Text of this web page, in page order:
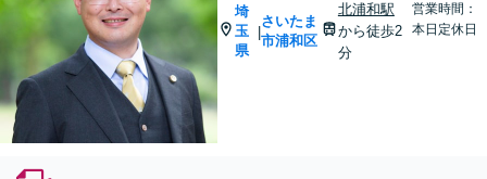
埼
玉
県
|
さいたま
市浦和区
北浦和駅
から徒歩2
分
営業時間：
本日定休日